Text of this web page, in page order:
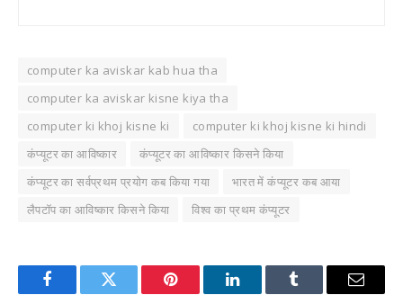
computer ka aviskar kab hua tha
computer ka aviskar kisne kiya tha
computer ki khoj kisne ki
computer ki khoj kisne ki hindi
कंप्यूटर का आविष्कार
कंप्यूटर का आविष्कार किसने किया
कंप्यूटर का सर्वप्रथम प्रयोग कब किया गया
भारत में कंप्यूटर कब आया
लैपटॉप का आविष्कार किसने किया
विश्व का प्रथम कंप्यूटर
FacebookTwitter Pinterest LinkedInTumblr Email